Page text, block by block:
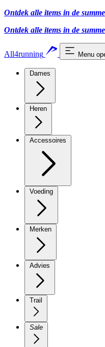
Ontdek alle items in de
Ontdek alle items in de
All4running Menu
Dames
Heren
Accessoires
Voeding
Merken
Advies
Trail
Sale